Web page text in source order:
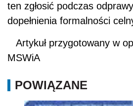
ten zgłosić podczas
dopełnienia formalności
Artykuł przygotowany w
MSWiA
POWIĄZANE